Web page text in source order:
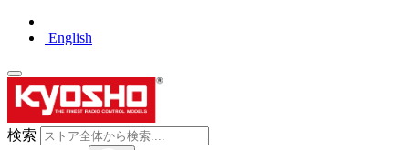
English
検索